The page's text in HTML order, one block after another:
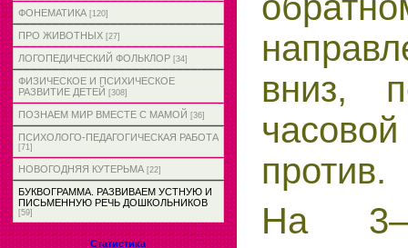
ФОНЕМАТИКА [120]
ПРО ЖИВОТНЫХ [27]
ЛОГОПЕДИЧЕСКИЙ ФОЛЬКЛОР [34]
ФИЗИЧЕСКОЕ И ПСИХИЧЕСКОЕ
РАЗВИТИЕ ДЕТЕЙ [308]
ПОЗНАЕМ МИР ВМЕСТЕ С МАМОЙ [36]
ПСИХОЛОГО-ПЕДАГОГИЧЕСКАЯ РАБОТА
[71]
НОВОГОДНЯЯ КУТЕРЬМА [22]
БУКВОГРАММА. РАЗВИВАЕМ УСТНУЮ И
ПИСЬМЕННУЮ РЕЧЬ ДОШКОЛЬНИКОВ
[59]
Статистика
вниз,
против.
На